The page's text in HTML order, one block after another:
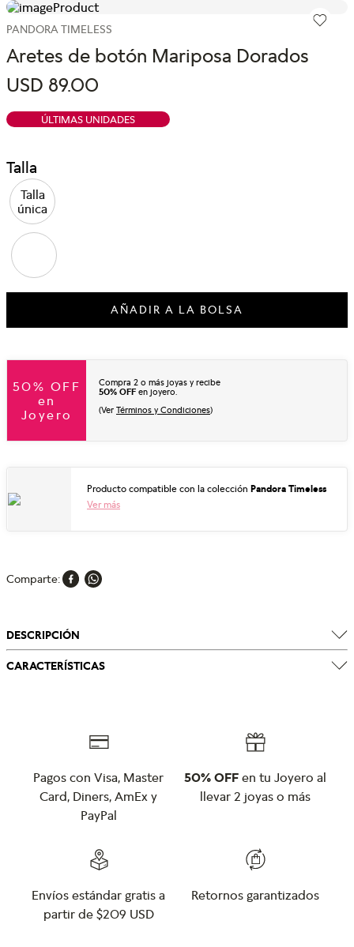
PANDORA TIMELESS
Aretes de botón Mariposa Dorados
USD 89.00
ÚLTIMAS UNIDADES
Talla
Talla
única
AÑADIR A LA BOLSA
50% OFF
en
Joyero
Compra 2 o más joyas y recibe
50% OFF en joyero.
(Ver Términos y Condiciones)
Producto compatible con la colección Pandora Timeless
Ver más
Comparte
DESCRIPCIÓN
CARACTERÍSTICAS
Pagos con Visa, Master
Card, Diners, AmEx y
PayPal
50% OFF en tu Joyero al
llevar 2 joyas o más
Envíos estándar gratis a
partir de $209 USD
Retornos garantizados